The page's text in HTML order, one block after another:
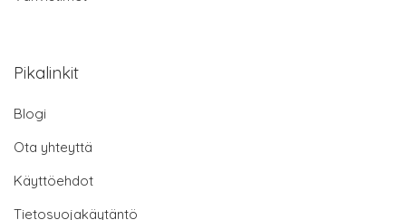
Pikalinkit
Blogi
Ota yhteyttä
Käyttöehdot
Tietosuojakäytäntö